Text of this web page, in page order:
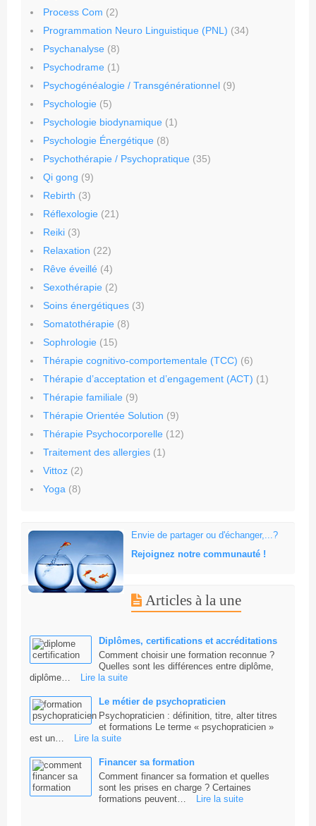
Process Com (2)
Programmation Neuro Linguistique (PNL) (34)
Psychanalyse (8)
Psychodrame (1)
Psychogénéalogie / Transgénérationnel (9)
Psychologie (5)
Psychologie biodynamique (1)
Psychologie Énergétique (8)
Psychothérapie / Psychopratique (35)
Qi gong (9)
Rebirth (3)
Réflexologie (21)
Reiki (3)
Relaxation (22)
Rêve éveillé (4)
Sexothérapie (2)
Soins énergétiques (3)
Somatothérapie (8)
Sophrologie (15)
Thérapie cognitivo-comportementale (TCC) (6)
Thérapie d’acceptation et d’engagement (ACT) (1)
Thérapie familiale (9)
Thérapie Orientée Solution (9)
Thérapie Psychocorporelle (12)
Traitement des allergies (1)
Vittoz (2)
Yoga (8)
Envie de partager ou d'échanger,...?
Rejoignez notre communauté !
Articles à la une
Diplômes, certifications et accréditations
Comment choisir une formation reconnue ?
Quelles sont les différences entre diplôme,
diplôme…
Lire la suite
Le métier de psychopraticien
Psychopraticien : définition, titre, alter titres
et formations Le terme « psychopraticien »
est un…
Lire la suite
Financer sa formation
Comment financer sa formation et quelles
sont les prises en charge ? Certaines
formations peuvent…
Lire la suite